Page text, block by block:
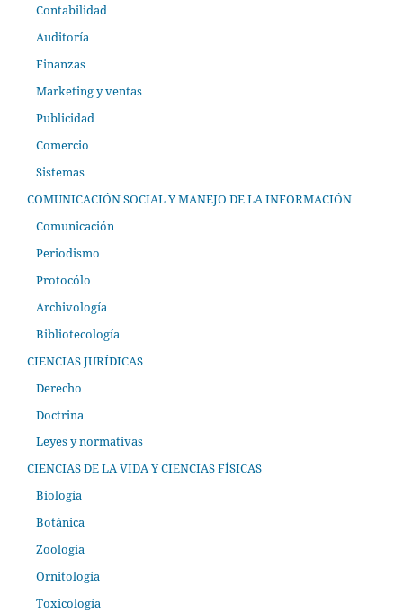
Contabilidad
Auditoría
Finanzas
Marketing y ventas
Publicidad
Comercio
Sistemas
COMUNICACIÓN SOCIAL Y MANEJO DE LA INFORMACIÓN
Comunicación
Periodismo
Protocólo
Archivología
Bibliotecología
CIENCIAS JURÍDICAS
Derecho
Doctrina
Leyes y normativas
CIENCIAS DE LA VIDA Y CIENCIAS FÍSICAS
Biología
Botánica
Zoología
Ornitología
Toxicología